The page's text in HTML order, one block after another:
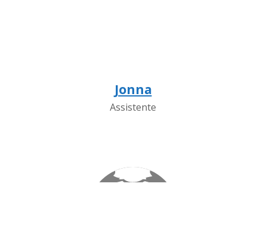
Jonna
Assistente